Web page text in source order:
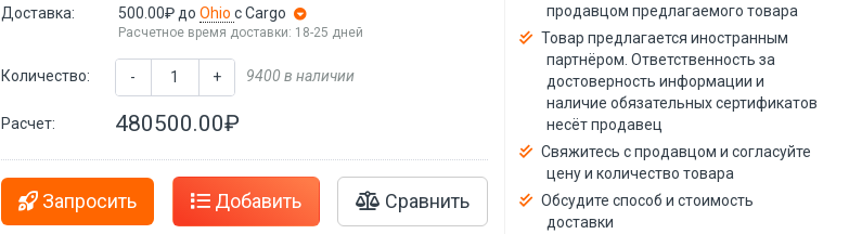
Доставка: 500.00₽ доOhioс Cargo
Расчетное время доставки: 18-25 дней
Количество: - + 9400 в наличии
Расчет: 480500.00₽
Запросить Добавить Сравнить
продавцом предлагаемого товара
Товар предлагается иностранным
партнёром. Ответственность за
достоверность информации и
наличие обязательных сертификатов
несёт продавец
Свяжитесь с продавцом и согласуйте
цену и количество товара
Обсудите способ и стоимость
доставки